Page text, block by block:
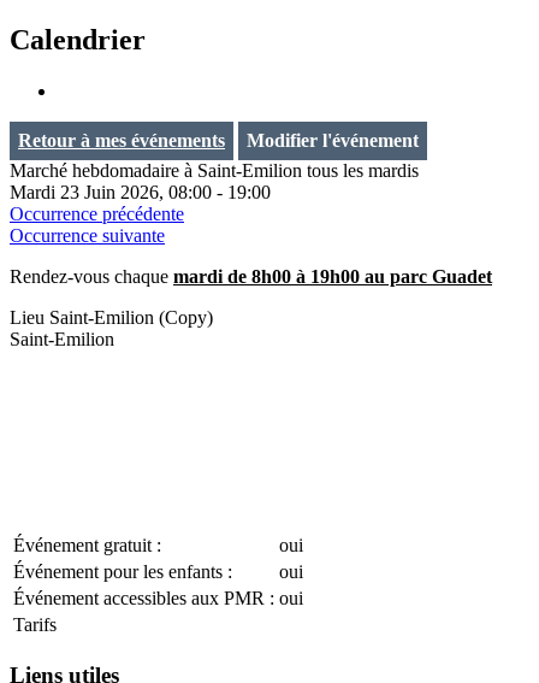
Calendrier
Retour à mes événements
Modifier l'événement
Marché hebdomadaire à Saint-Emilion tous les mardis
Mardi 23 Juin 2026, 08:00 - 19:00
Occurrence précédente
Occurrence suivante
Rendez-vous chaque mardi de 8h00 à 19h00 au parc Guadet
Lieu Saint-Emilion (Copy)
Saint-Emilion
Événement gratuit :
oui
Événement pour les enfants :
oui
Événement accessibles aux PMR : oui
Tarifs
Liens utiles